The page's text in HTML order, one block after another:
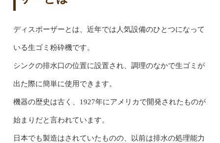
ディスポーザーとは、近年では人気設備のひとつになって
いる生ゴミ粉砕機です。
シンクの排水口の位置に設置され、調理のなかで生ゴミが
出た際に簡単に使用できます。
機器の歴史は古く、1927年にアメリカで開発されたものが
始まりだと言われています。
日本でも製造はされていたものの、以前は排水の処理能力